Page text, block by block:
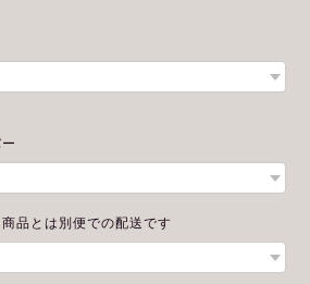
品とは別便での配送です